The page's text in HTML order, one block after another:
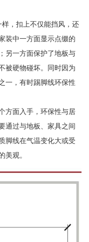
，扣上不仅能挡风，还
装中一方面显示点缀的
另一方面保护了地板与
被硬物碰坏。同时因为
一，有时踢脚线环保性
方面入手，环保性与居
通过与地板、家具之间
脚线在气温变化大或受
美观。